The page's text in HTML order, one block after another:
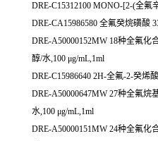
DRE-C15312100 MONO-[2-(全氟
DRE-CA15986580 全氟癸烷磺酸
DRE-A50000152MW 18种全氟化
醇/水,100 μg/mL,1ml
DRE-C15986640 2H-全氟-2-癸烯
DRE-A50000647MW 27种全氟烷
水,100 μg/mL,1ml
DRE-A50000151MW 24种全氟化